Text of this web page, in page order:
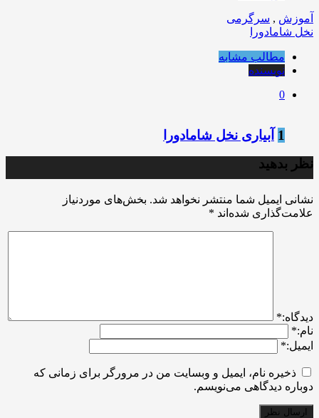
آموزش , سرگرمی
نخل شامادورا
مطالب مشابه
نویسنده
0
1 آبیاری نخل شامادورا
نظر بدهید
نشانی ایمیل شما منتشر نخواهد شد. بخش‌های موردنیاز
علامت‌گذاری شده‌اند *
ديدگاه:*
نام:*
ایمیل:*
ذخیره نام، ایمیل و وبسایت من در مرورگر برای زمانی که
دوباره دیدگاهی می‌نویسم.